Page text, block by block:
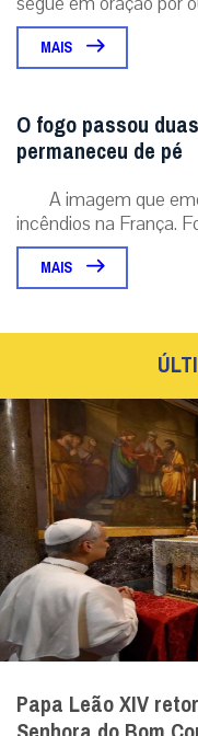
MAIS
O fogo passou
permaneceu de pé
A imagem que
incêndios na França.
MAIS
Papa Leão XIV